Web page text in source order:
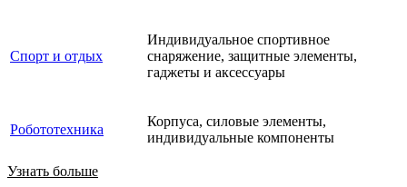
Спорт и отдых
Индивидуальное спортивное
снаряжение, защитные элементы,
гаджеты и аксессуары
Робототехника
Корпуса, силовые элементы,
индивидуальные компоненты
Узнать больше